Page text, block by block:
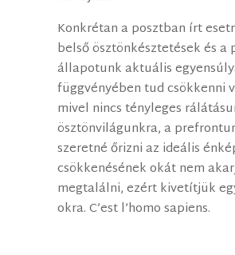
Konkrétan a posztban írt
belső ösztönkésztetések és a
állapotunk aktuális
függvényében tud csökkenni
mivel nincs tényleges
ösztönvilágunkra, a
szeretné őrizni az ideális
csökkenésének okát nem
megtalálni, ezért kivetítjük
okra. C’est l’homo sapiens.